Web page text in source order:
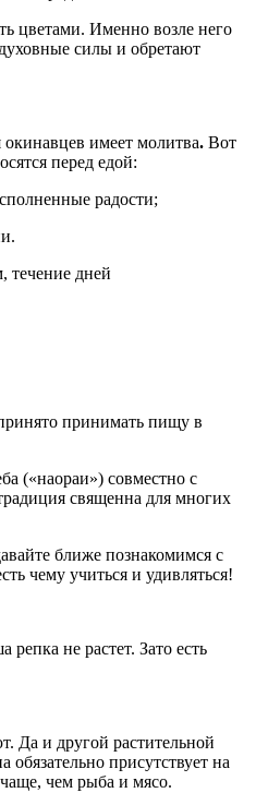
цветами. Именно возле него
силы и обретают
имеет молитва. Вот
перед едой:
радости;
течение дней
принимать пищу в
(«наораи») совместно с
священна для многих
ближе познакомимся с
чему учиться и удивляться!
не растет. Зато есть
Да и другой растительной
присутствует на
чем рыба и мясо.